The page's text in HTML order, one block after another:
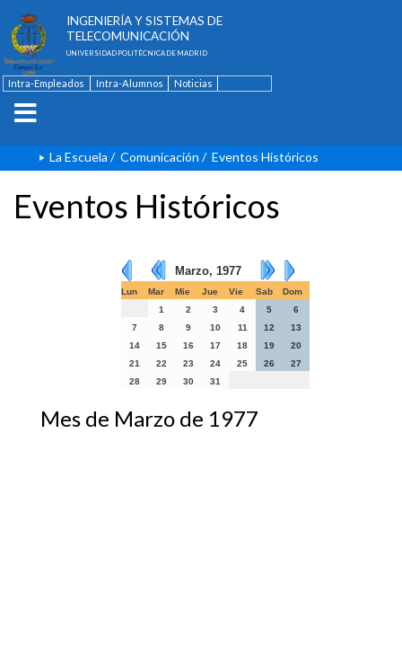
INGENIERÍA Y SISTEMAS DE
TELECOMUNICACIÓN
UNIVERSIDAD POLITÉCNICA DE MADRID
Intra-Empleados Intra-Alumnos
Noticias
La Escuela / Comunicación / Eventos Históricos
Eventos Históricos
Marzo, 1977
Lun Mar Mie Jue Vie Sab
Dom
1
2 3 4 5
6
7
8 9 10 11 12
13
14
15 16 17 18 19
20
21
22 23 24 25 26
27
28
29 30 31
Mes de Marzo de 1977